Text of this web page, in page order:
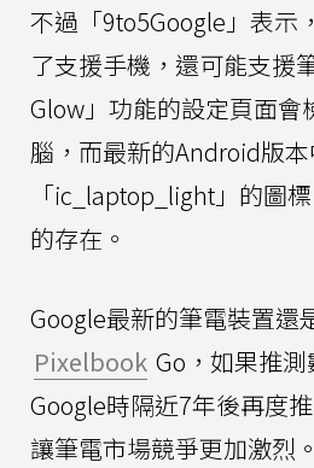
不過「9to5Google」表示
了支援手機，還可能支援
Glow」功能的設定頁面會
腦，而最新的Android版
「ic_laptop_light」的圖
的存在。
Google最新的筆電裝置還
Pixelbook Go，如果推
Google時隔近7年後再度
讓筆電市場競爭更加激烈。